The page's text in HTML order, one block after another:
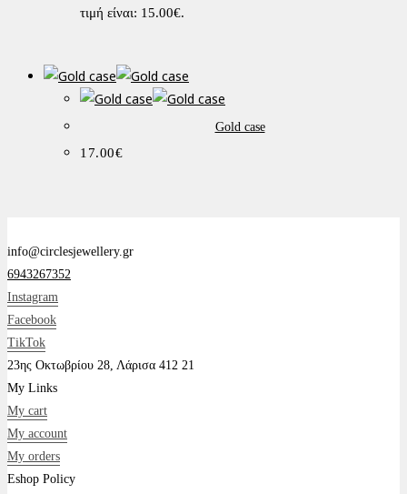
τιμή είναι: 15.00€.
Gold case
17.00€
info@circlesjewellery.gr
6943267352
Instagram
Facebook
TikTok
23ης Οκτωβρίου 28, Λάρισα 412 21
My Links
My cart
My account
My orders
Eshop Policy